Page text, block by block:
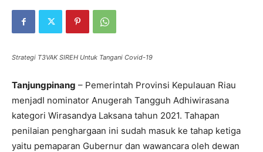
Strategi T3VAK SIREH Untuk Tangani Covid-19
Tanjungpinang – Pemerintah Provinsi Kepulauan Riau
menjadI nominator Anugerah Tangguh Adhiwirasana
kategori Wirasandya Laksana tahun 2021. Tahapan
penilaian penghargaan ini sudah masuk ke tahap ketiga
yaitu pemaparan Gubernur dan wawancara oleh dewan